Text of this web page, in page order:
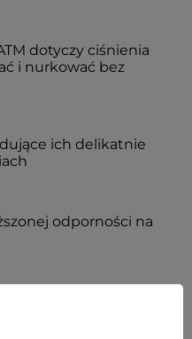
dotyczy ciśnienia
i nurkować bez
ich delikatnie
odporności na